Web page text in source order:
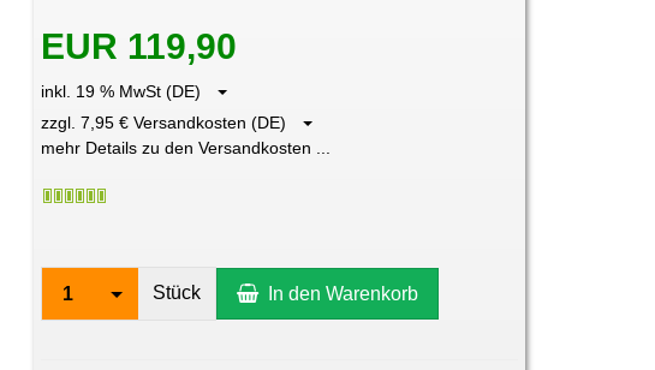
EUR 119,90
inkl. 19 % MwSt (DE)
zzgl. 7,95 € Versandkosten (DE)
mehr Details zu den Versandkosten ...
1 Stück In den Warenkorb